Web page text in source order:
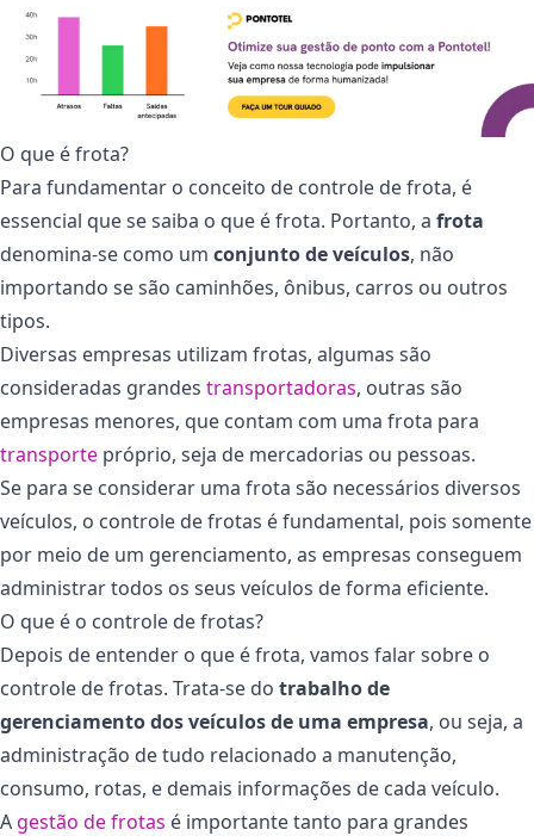
O que é frota?
Para fundamentar o conceito de controle de frota, é
essencial que se saiba o que é frota. Portanto, a frota
denomina-se como um conjunto de veículos, não
importando se são caminhões, ônibus, carros ou outros
tipos.
Diversas empresas utilizam frotas, algumas são
consideradas grandes transportadoras, outras são
empresas menores, que contam com uma frota para
transporte próprio, seja de mercadorias ou pessoas.
Se para se considerar uma frota são necessários diversos
veículos, o controle de frotas é fundamental, pois somente
por meio de um gerenciamento, as empresas conseguem
administrar todos os seus veículos de forma eficiente.
O que é o controle de frotas?
Depois de entender o que é frota, vamos falar sobre o
controle de frotas. Trata-se do trabalho de
gerenciamento dos veículos de uma empresa, ou seja, a
administração de tudo relacionado a manutenção,
consumo, rotas, e demais informações de cada veículo.
A gestão de frotas é importante tanto para grandes